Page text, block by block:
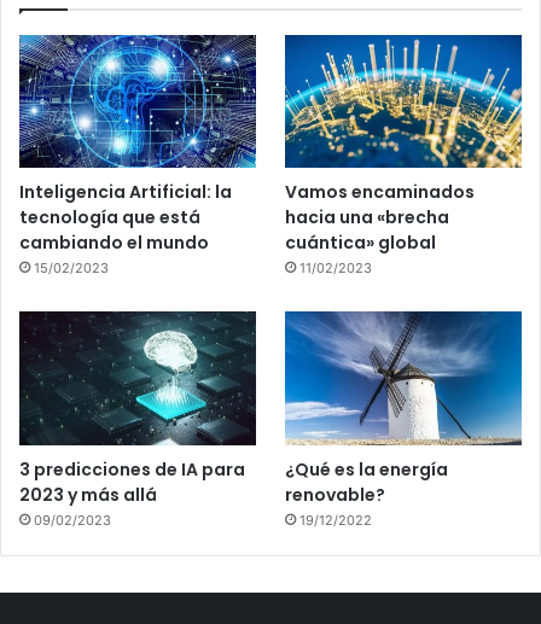
Inteligencia Artificial: la
tecnología que está
cambiando el mundo
15/02/2023
Vamos encaminados
hacia una «brecha
cuántica» global
11/02/2023
3 predicciones de IA para
2023 y más allá
09/02/2023
¿Qué es la energía
renovable?
19/12/2022